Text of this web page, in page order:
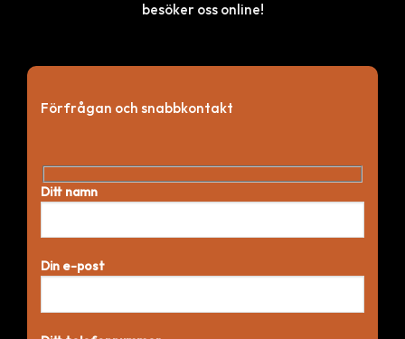
besöker oss online!
Förfrågan och snabbkontakt
Ditt namn
Din e-post